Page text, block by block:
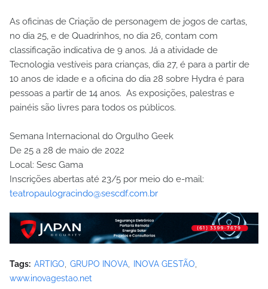
As oficinas de Criação de personagem de jogos de cartas,
no dia 25, e de Quadrinhos, no dia 26, contam com
classificação indicativa de 9 anos. Já a atividade de
Tecnologia vestíveis para crianças, dia 27, é para a partir de
10 anos de idade e a oficina do dia 28 sobre Hydra é para
pessoas a partir de 14 anos. As exposições, palestras e
painéis são livres para todos os públicos.
Semana Internacional do Orgulho Geek
De 25 a 28 de maio de 2022
Local: Sesc Gama
Inscrições abertas até 23/5 por meio do e-mail:
teatropaulogracindo@sescdf.com.br
Tags: ARTIGO GRUPO INOVA
INOVA GESTÃO
www.inovagestao.net